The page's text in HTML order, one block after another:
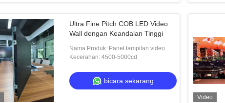
Ultra Fine Pitch COB LED Video
Wall dengan Keandalan Tinggi
Nama Produk: Panel tampilan video
LED
Kecerahan: 4500-5000cd
bicara sekarang
Video